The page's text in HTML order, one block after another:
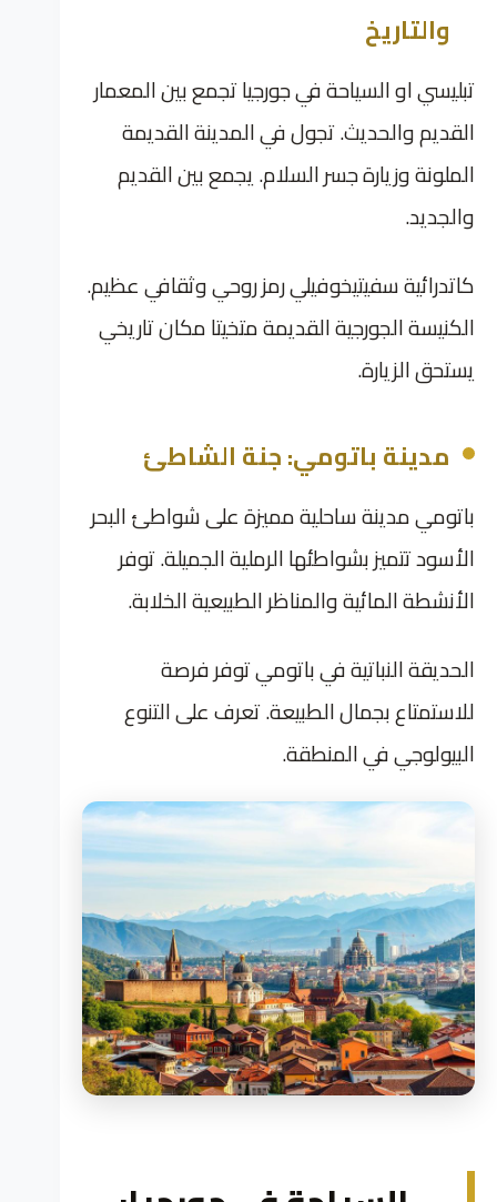
والتاريخ
تبليسي او السياحة في جورجيا تجمع بين المعمار
القديم والحديث. تجول في المدينة القديمة
الملونة وزيارة جسر السلام. يجمع بين القديم
والجديد.
كاتدرائية سفيتيخوفيلي رمز روحي وثقافي عظيم.
الكنيسة الجورجية القديمة متخيتا مكان تاريخي
يستحق الزيارة.
مدينة باتومي: جنة الشاطئ
باتومي مدينة ساحلية مميزة على شواطئ البحر
الأسود تتميز بشواطئها الرملية الجميلة. توفر
الأنشطة المائية والمناظر الطبيعية الخلابة.
الحديقة النباتية في باتومي توفر فرصة
للاستمتاع بجمال الطبيعة. تعرف على التنوع
البيولوجي في المنطقة.